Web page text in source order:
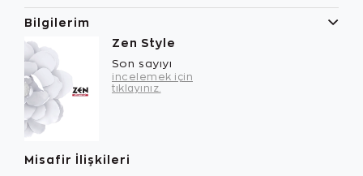
Bilgilerim
Zen Style
Son sayıyı
incelemek için
tıklayınız.
Misafir İlişkileri